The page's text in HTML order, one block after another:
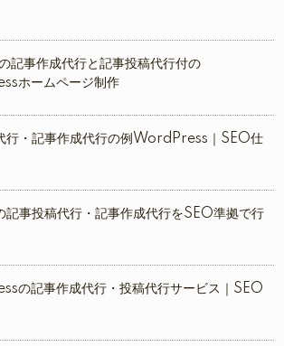
記事作成代行と記事投稿代行付の
ホームページ制作
行・記事作成代行の例WordPress｜SEO仕
記事投稿代行・記事作成代行をSEO準拠で行
の記事作成代行・投稿代行サービス｜SEO